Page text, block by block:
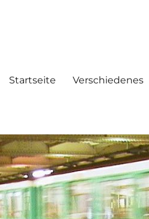
Startseite Verschiedenes